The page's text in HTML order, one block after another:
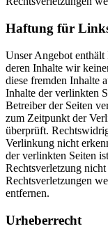
Haftung für
Unser Angebot
deren Inhalte wir
diese fremden Inhalte
Inhalte der verlinkten
Betreiber der Seiten
zum Zeitpunkt der
überprüft.
Verlinkung nicht
der verlinkten Seiten
Rechtsverletzung
Rechtsverletzungen
entfernen.
Urheberrecht